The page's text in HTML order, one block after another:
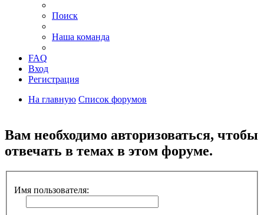
Поиск
Наша команда
FAQ
Вход
Регистрация
На главную Список форумов
Вам необходимо авторизоваться, чтобы
отвечать в темах в этом форуме.
Имя пользователя: